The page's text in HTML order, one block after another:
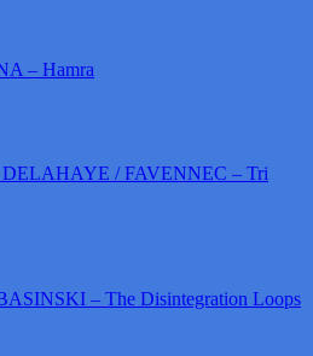
– Hamra
/ FAVENNEC – Tri
– The Disintegration Loops